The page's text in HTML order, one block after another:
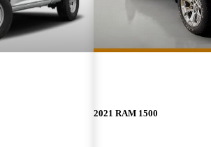
2021 RAM 1500